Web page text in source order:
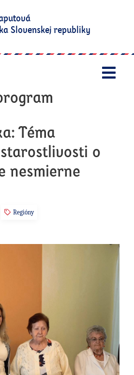
Slovenskej republiky
Téma
o
nesmierne
Regióny